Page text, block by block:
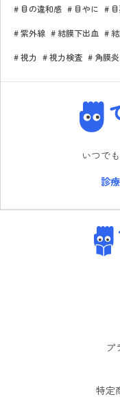
目の違和感 目やに
紫外線 結膜下出血
視力 視力検査 角膜炎
いつで
診
プ
特定